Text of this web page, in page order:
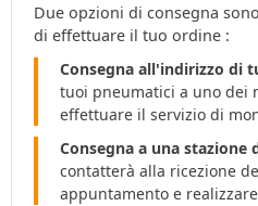
Due opzioni di consegna
di effettuare il tuo ordine :
Consegna all'indirizzo di
tuoi pneumatici a uno dei
effettuare il servizio di
Consegna a una stazione
contatterà alla ricezione
appuntamento e